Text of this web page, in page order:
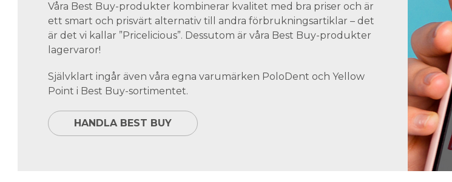
Våra Best Buy-produkter kombinerar kvalitet med bra priser och är
ett smart och prisvärt alternativ till andra förbrukningsartiklar – det
är det vi kallar ”Pricelicious”. Dessutom är våra Best Buy-produkter
lagervaror!
Självklart ingår även våra egna varumärken PoloDent och Yellow
Point i Best Buy-sortimentet.
HANDLA BEST BUY